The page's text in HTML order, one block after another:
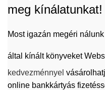
meg kínálatunkat!
Most igazán megéri
által kínált könyveket
kedvezménnyel
online bankkártyás